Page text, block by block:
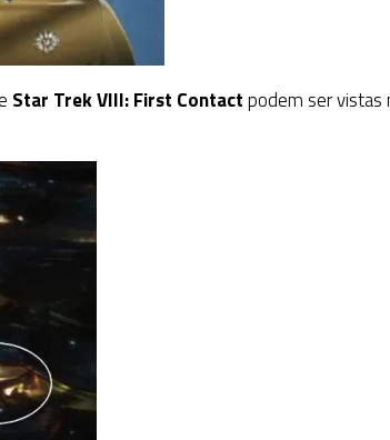
Star Trek VIII: First Contactpodem ser vistas